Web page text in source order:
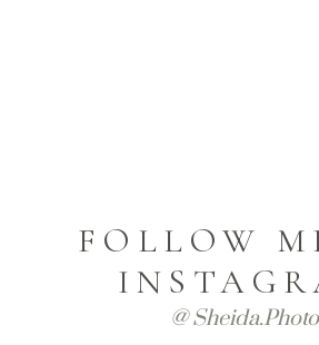
FOLLOW
@